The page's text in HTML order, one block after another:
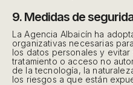
9. Medidas de
La Agencia Albaicín ha
organizativas necesarias
los datos personales y
tratamiento o acceso no
de la tecnología, la
los riesgos a que están